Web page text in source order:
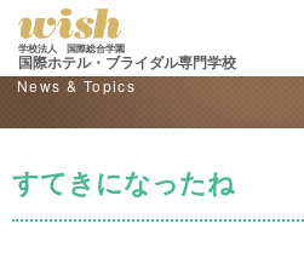
学校法人 国際総合学園
国際ホテル・ブライダル専門学校
学校からのお知らせ
News & Topics
すてきになったね